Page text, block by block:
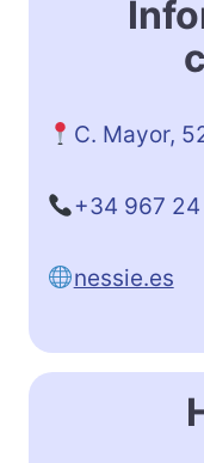
C. Mayor,
+34 967
nessie.es